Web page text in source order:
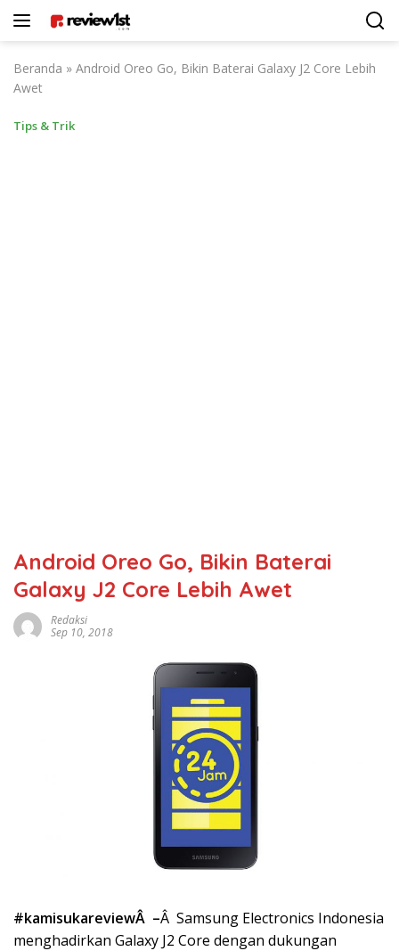
Beranda » Android Oreo Go, Bikin Baterai Galaxy J2 Core Lebih
Awet
Tips & Trik
Android Oreo Go, Bikin Baterai
Galaxy J2 Core Lebih Awet
Redaksi
Sep 10, 2018
#kamisukareviewÂ –Â Samsung Electronics Indonesia
menghadirkan Galaxy J2 Core dengan dukungan